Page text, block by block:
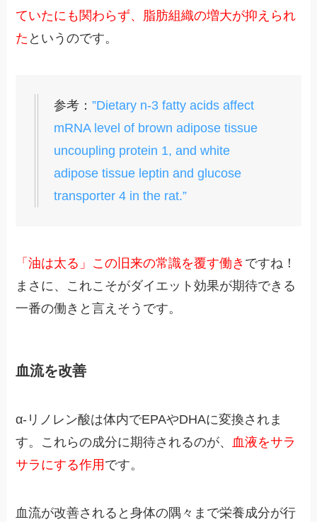
ていたにも関わらず、脂肪組織の増大が抑えられ
た というのです。
参考：”Dietary n-3 fatty acids affect
mRNA level of brown adipose tissue
uncoupling protein 1, and white
adipose tissue leptin and glucose
transporter 4 in the rat.”
「油は太る」この旧来の常識を覆す働き ですね！
まさに、これこそがダイエット効果が期待できる
一番の働きと言えそうです。
血流を改善
α-リノレン酸は体内でEPAやDHAに変換されま
す。これらの成分に期待されるのが、 血液をサラ
サラにする作用 です。
血流が改善されると身体の隅々まで栄養成分が行